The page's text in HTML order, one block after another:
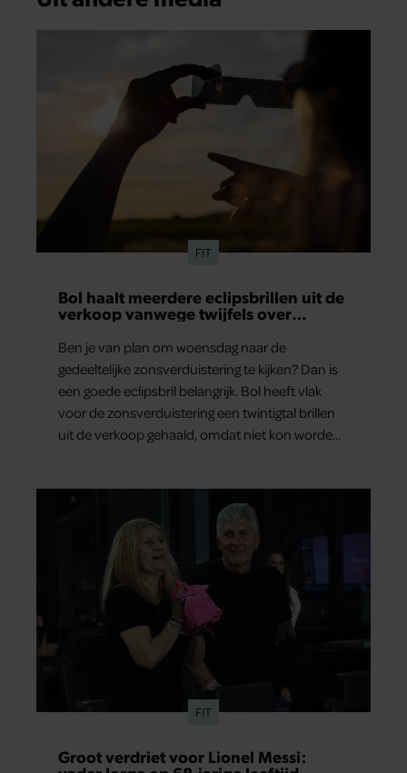
FIT
Bol haalt meerdere eclipsbrillen uit de
verkoop vanwege twijfels over
Ben je van plan om woensdag naar de
gedeeltelijke zonsverduistering te kijken? Dan is
een goede eclipsbril belangrijk. Bol heeft vlak
voor de zonsverduistering een twintigtal brillen
uit de verkoop gehaald, omdat niet kon worden
FIT
Groot verdriet voor Lionel Messi: